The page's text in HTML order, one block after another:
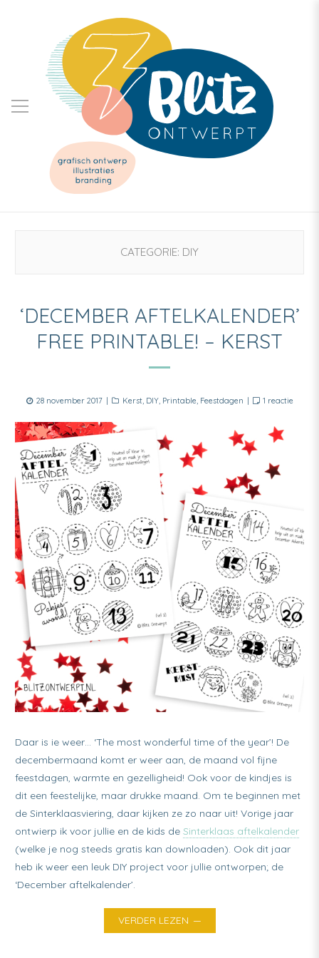
CATEGORIE: DIY
‘DECEMBER AFTELKALENDER’
FREE PRINTABLE! – KERST
Posted
28 november 2017 Categories
Kerst, DIY, Printable, Feestdagen 1 reactieop
Daar is ie weer… ‘The most wonderful time of the year’! De
decembermaand komt er weer aan, de maand vol fijne
feestdagen, warmte en gezelligheid! Ook voor de kindjes is
dit een feestelijke, maar drukke maand. Om te beginnen met
de Sinterklaasviering, daar kijken ze zo naar uit! Vorige jaar
ontwierp ik voor jullie en de kids de Sinterklaas aftelkalender
(welke je nog steeds gratis kan downloaden). Ook dit jaar
heb ik weer een leuk DIY project voor jullie ontworpen; de
‘December aftelkalender’.
VERDER LEZEN